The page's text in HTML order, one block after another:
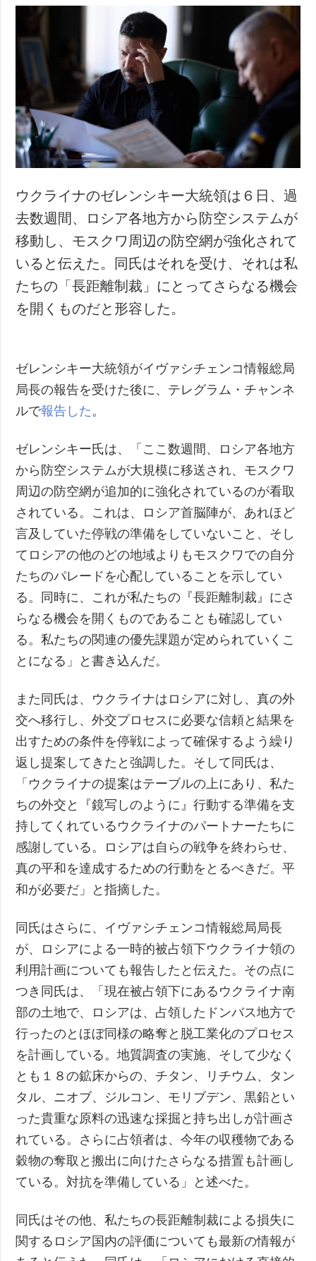
ウクライナのゼレンシキー大統領は６日、過
去数週間、ロシア各地方から防空システムが
移動し、モスクワ周辺の防空網が強化されて
いると伝えた。同氏はそれを受け、それは私
たちの「長距離制裁」にとってさらなる機会
を開くものだと形容した。
ゼレンシキー大統領がイヴァシチェンコ情報総局
局長の報告を受けた後に、テレグラム・チャンネ
ルで報告した。
ゼレンシキー氏は、「ここ数週間、ロシア各地方
から防空システムが大規模に移送され、モスクワ
周辺の防空網が追加的に強化されているのが看取
されている。これは、ロシア首脳陣が、あれほど
言及していた停戦の準備をしていないこと、そし
てロシアの他のどの地域よりもモスクワでの自分
たちのパレードを心配していることを示してい
る。同時に、これが私たちの『長距離制裁』にさ
らなる機会を開くものであることも確認してい
る。私たちの関連の優先課題が定められていくこ
とになる」と書き込んだ。
また同氏は、ウクライナはロシアに対し、真の外
交へ移行し、外交プロセスに必要な信頼と結果を
出すための条件を停戦によって確保するよう繰り
返し提案してきたと強調した。そして同氏は、
「ウクライナの提案はテーブルの上にあり、私た
ちの外交と『鏡写しのように』行動する準備を支
持してくれているウクライナのパートナーたちに
感謝している。ロシアは自らの戦争を終わらせ、
真の平和を達成するための行動をとるべきだ。平
和が必要だ」と指摘した。
同氏はさらに、イヴァシチェンコ情報総局局長
が、ロシアによる一時的被占領下ウクライナ領の
利用計画についても報告したと伝えた。その点に
つき同氏は、「現在被占領下にあるウクライナ南
部の土地で、ロシアは、占領したドンバス地方で
行ったのとほぼ同様の略奪と脱工業化のプロセス
を計画している。地質調査の実施、そして少なく
とも１８の鉱床からの、チタン、リチウム、タン
タル、ニオブ、ジルコン、モリブデン、黒鉛とい
った貴重な原料の迅速な採掘と持ち出しが計画さ
れている。さらに占領者は、今年の収穫物である
穀物の奪取と搬出に向けたさらなる措置も計画し
ている。対抗を準備している」と述べた。
同氏はその他、私たちの長距離制裁による損失に
関するロシア国内の評価についても最新の情報が